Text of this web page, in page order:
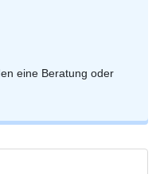
eine Beratung oder